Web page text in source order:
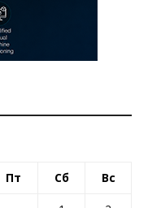
Пт Сб Вс